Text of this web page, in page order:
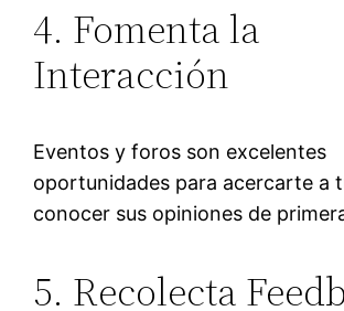
4. Fomenta la
Interacción
Eventos y foros son excelentes
oportunidades para acercarte a
conocer sus opiniones de
5. Recolecta